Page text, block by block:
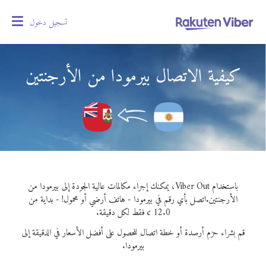
تسجيل دخول
كيفية الاتصال بيرمودا من الأرجنتين
باستخدام Viber Out، يمكنك إجراء مكالمات عالية الجودة إلى بيرمودا من
الأرجنتين.اتصل بأي رقم في بيرمودا - هاتف أرضي أو محمول! - بداية من
12.0 ¢ فقط لكل دقيقة.
قم بشراء حزم أرصدة أو خطة اتصال للحصول على أفضل الأسعار في الدقيقة إلى
بيرمودا.